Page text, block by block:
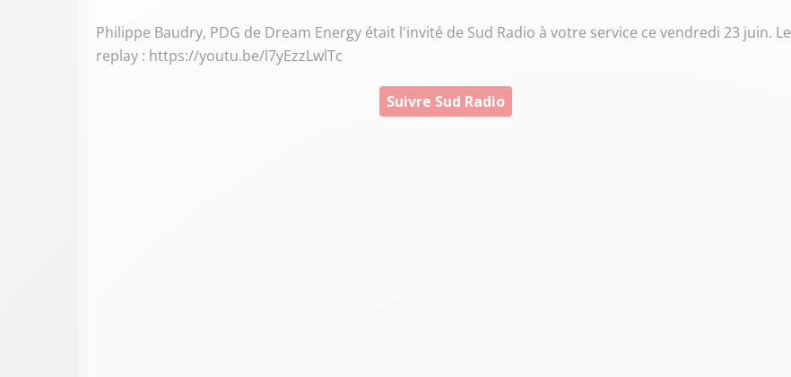
Philippe Baudry, PDG de Dream Energy était l'invité de Sud Radio à votre service ce vendredi 23 juin. Le
replay : https://youtu.be/l7yEzzLwlTc
Suivre Sud Radio